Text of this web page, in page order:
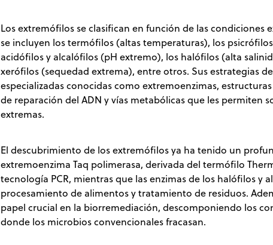
Los extremófilos se clasifican en función de las condiciones
se incluyen los termófilos (altas temperaturas), los
acidófilos y alcalófilos (pH extremo), los halófilos (alta
xerófilos (sequedad extrema), entre otros. Sus estrategias
especializadas conocidas como extremoenzimas,
de reparación del ADN y vías metabólicas que les permiten
extremas.
El descubrimiento de los extremófilos ya ha tenido un
extremoenzima Taq polimerasa, derivada del termófilo
tecnología PCR, mientras que las enzimas de los halófilos y
procesamiento de alimentos y tratamiento de residuos.
papel crucial en la biorremediación, descomponiendo los
donde los microbios convencionales fracasan.